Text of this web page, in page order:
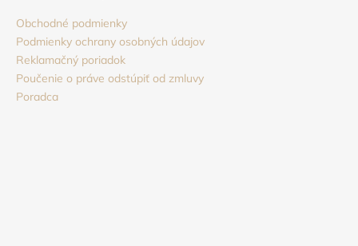
Obchodné podmienky
Podmienky ochrany osobných údajov
Reklamačný poriadok
Poučenie o práve odstúpiť od zmluvy
Poradca